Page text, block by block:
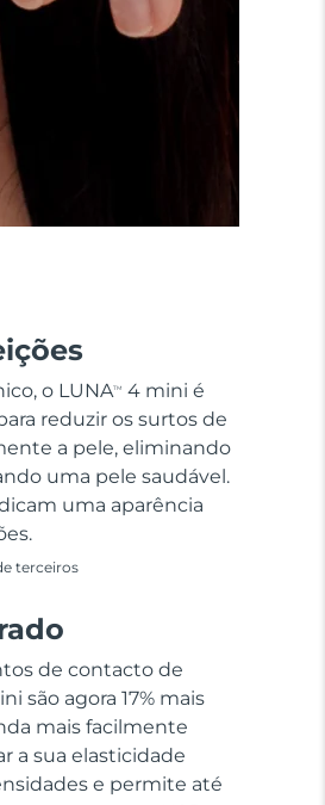
o LUNATM
4 mini é
reduzir os surtos de
a pele, eliminando
uma pele saudável.
uma aparência
terceiros
de contacto de
são agora 17% mais
mais facilmente
a sua elasticidade
e permite até